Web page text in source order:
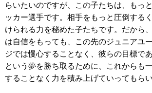
らいたいのですが、この子たちは、もっ
ッカー選手です。相手をもっと圧倒する
けられる力を秘めた子たちです。だから
は自信をもっても、この先のジュニアユ
ジでは慢心することなく、彼らの目標で
という夢を勝ち取るために、これからも
することなく力を積み上げていってもらい